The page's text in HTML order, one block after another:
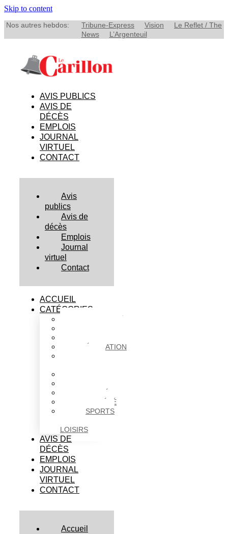
Skip to content
Nos autres hebdos: Tribune-Express Vision
Le Reflet / The
News
L’Argenteuil
AVIS PUBLICS
AVIS DE
DÉCÈS
EMPLOIS
JOURNAL
VIRTUEL
CONTACT
Avis
publics
Avis de
décès
Emplois
Journal
virtuel
Contact
ACCUEIL
CATÉGORIES
ÉDUCATION
SOCIÉTÉ
SPORTS
LOISIRS
AVIS DE
DÉCÈS
EMPLOIS
JOURNAL
VIRTUEL
CONTACT
Accueil